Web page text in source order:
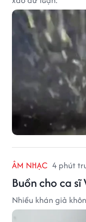
ÂM NHẠC 4 phút
Buồn cho ca sĩ
Nhiều khán giả